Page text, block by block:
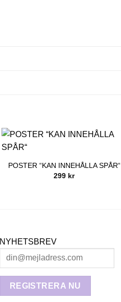
POSTER “KAN INNEHÅLLA SPÅR“
299 kr
NYHETSBREV